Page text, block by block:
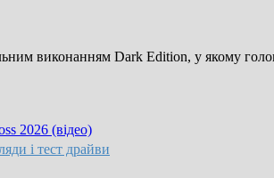
виконанням Dark Edition, у якому
і тест драйви